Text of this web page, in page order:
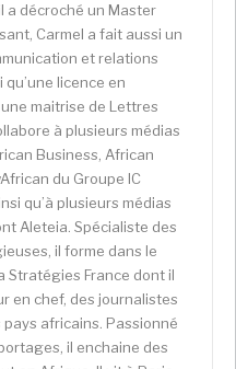
incontrôlable,
tout vent des produits
l’apanage du seul
externes et
de la guerre en
par l’occident à
russes. Ensuite, à cela
de matières
de la pandémie
l’accélérateur. A côté
liée à la fluctuation du
la demande a créé
a décroché un Master
Carmel a fait aussi un
et relations
licence en
maitrise de Lettres
à plusieurs médias
Business, African
du Groupe IC
qu’à plusieurs médias
Aleteia. Spécialiste des
il forme dans le
Stratégies France dont il
en chef, des journalistes
africains. Passionné
il enchaine des